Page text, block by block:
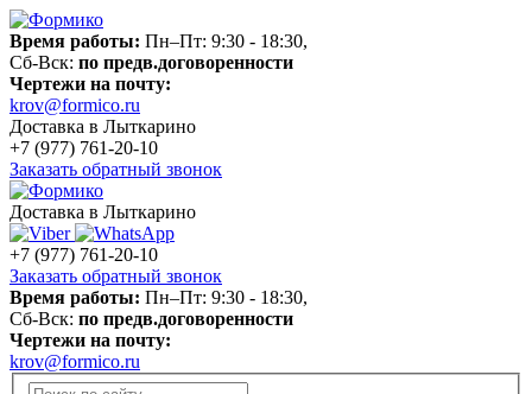
Время работы: Пн–Пт: 9:30 - 18:30,
Сб-Вск: по предв.договоренности
Чертежи на почту:
krov@formico.ru
Доставка в Лыткарино
+7 (977) 761-20-10
Заказать обратный звонок
Доставка в Лыткарино
+7 (977) 761-20-10
Заказать обратный звонок
Время работы: Пн–Пт: 9:30 - 18:30,
Сб-Вск: по предв.договоренности
Чертежи на почту:
krov@formico.ru